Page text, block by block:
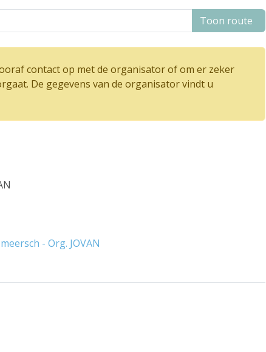
Toon route
contact op met de organisator of om er zeker
De gegevens van de organisator vindt u
- Org. JOVAN